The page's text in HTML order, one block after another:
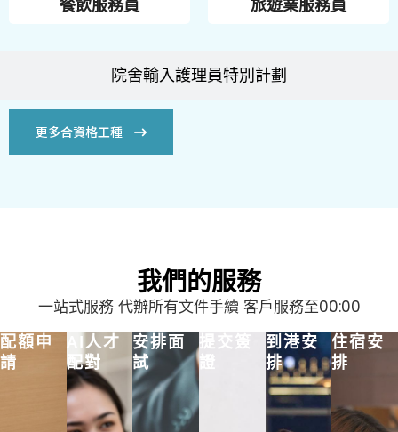
院舍輸入護理員特別計劃
餐飲服務員 旅遊業服務員
更多合資格工種
我們的服務
一站式服務 代辦所有文件手續 客戶服務至00:00
配額申
請
AI人才
配對
安排面
試
提交簽
證
到港安
排
住宿安
排